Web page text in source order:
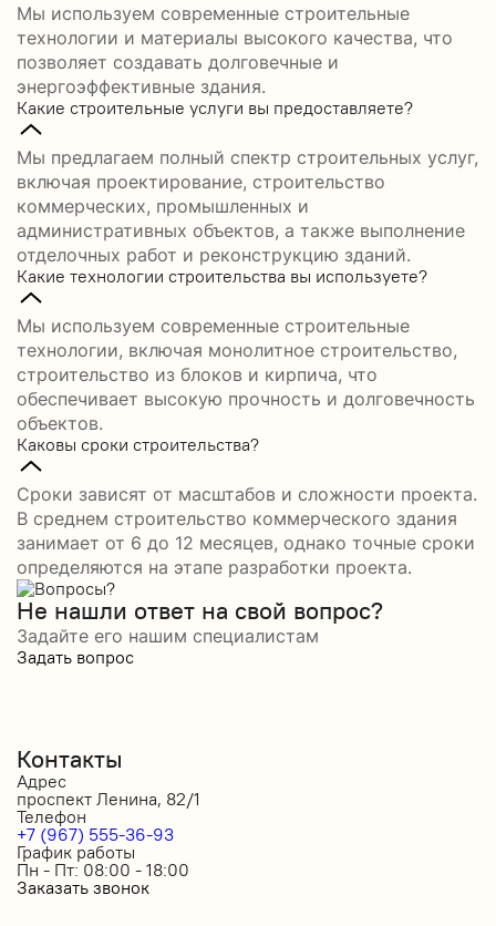
Мы используем современные строительные
технологии и материалы высокого качества, что
позволяет создавать долговечные и
энергоэффективные здания.
Какие строительные услуги вы предоставляете?
Мы предлагаем полный спектр строительных услуг,
включая проектирование, строительство
коммерческих, промышленных и
административных объектов, а также выполнение
отделочных работ и реконструкцию зданий.
Какие технологии строительства вы используете?
Мы используем современные строительные
технологии, включая монолитное строительство,
строительство из блоков и кирпича, что
обеспечивает высокую прочность и долговечность
объектов.
Каковы сроки строительства?
Сроки зависят от масштабов и сложности проекта.
В среднем строительство коммерческого здания
занимает от 6 до 12 месяцев, однако точные сроки
определяются на этапе разработки проекта.
Не нашли ответ на свой вопрос?
Задайте его нашим специалистам
Задать вопрос
Контакты
Адрес
проспект Ленина, 82/1
Телефон
+7 (967) 555-36-93
График работы
Пн - Пт: 08:00 - 18:00
Заказать звонок